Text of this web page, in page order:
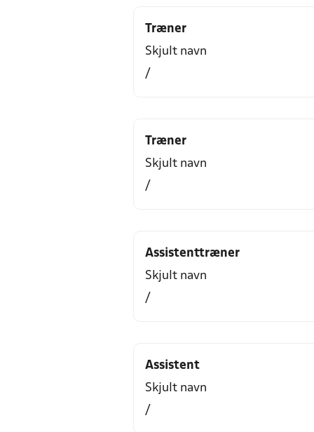
Træner
Skjult navn
/
Træner
Skjult navn
/
Assistenttræner
Skjult navn
/
Assistent
Skjult navn
/